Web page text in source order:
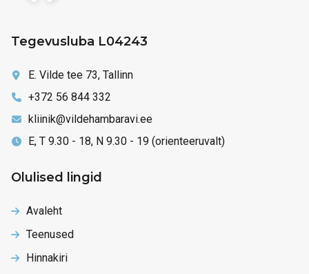
Tegevusluba L04243
E. Vilde tee 73, Tallinn
+372 56 844 332
kliinik@vildehambaravi.ee
E, T 9.30 - 18, N 9.30 - 19 (orienteeruvalt)
Olulised lingid
Avaleht
Teenused
Hinnakiri